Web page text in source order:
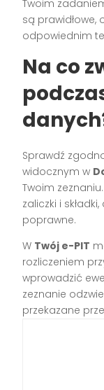
Twoim
są prawidłowe,
odpowiednim
Na co
Sprawdź
widocznym w
Twoim
zaliczki i
poprawne.
W Twój e-PIT
rozliczeniem
wprowadzić
zeznanie
przekazane